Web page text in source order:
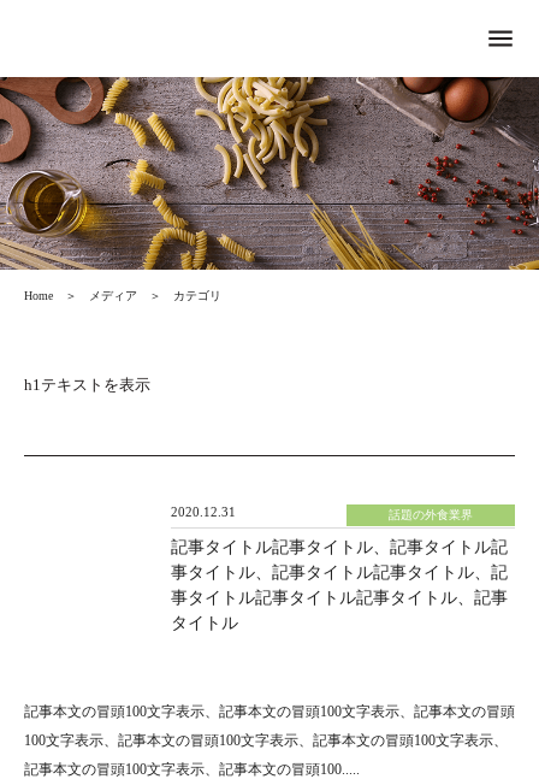
menu
Home ＞ メディア ＞ カテゴリ
h1テキストを表示
2020.12.31 話題の外食業界
記事タイトル記事タイトル、記事タイトル記
事タイトル、記事タイトル記事タイトル、記
事タイトル記事タイトル記事タイトル、記事
タイトル
記事本文の冒頭100文字表示、記事本文の冒頭100文字表示、記事本文の冒頭
100文字表示、記事本文の冒頭100文字表示、記事本文の冒頭100文字表示、
記事本文の冒頭100文字表示、記事本文の冒頭100.....